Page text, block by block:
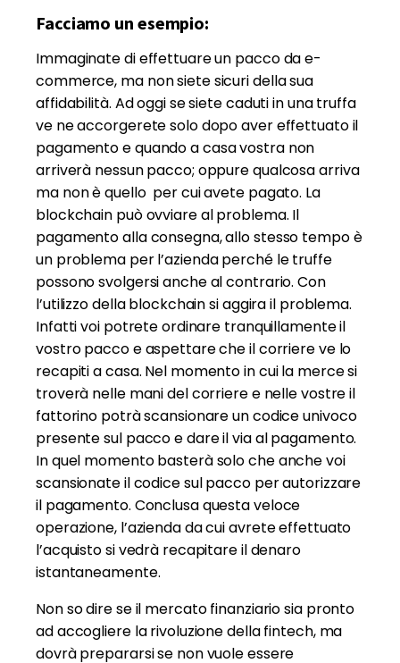
Facciamo un esempio:
Immaginate di effettuare un pacco da e-
commerce, ma non siete sicuri della sua
affidabilità. Ad oggi se siete caduti in una truffa
ve ne accorgerete solo dopo aver effettuato il
pagamento e quando a casa vostra non
arriverà nessun pacco; oppure qualcosa arriva
ma non è quello per cui avete pagato. La
blockchain può ovviare al problema. Il
pagamento alla consegna, allo stesso tempo è
un problema per l’azienda perché le truffe
possono svolgersi anche al contrario. Con
l’utilizzo della blockchain si aggira il problema.
Infatti voi potrete ordinare tranquillamente il
vostro pacco e aspettare che il corriere ve lo
recapiti a casa. Nel momento in cui la merce si
troverà nelle mani del corriere e nelle vostre il
fattorino potrà scansionare un codice univoco
presente sul pacco e dare il via al pagamento.
In quel momento basterà solo che anche voi
scansionate il codice sul pacco per autorizzare
il pagamento. Conclusa questa veloce
operazione, l’azienda da cui avrete effettuato
l’acquisto si vedrà recapitare il denaro
istantaneamente.
Non so dire se il mercato finanziario sia pronto
ad accogliere la rivoluzione della fintech, ma
dovrà prepararsi se non vuole essere